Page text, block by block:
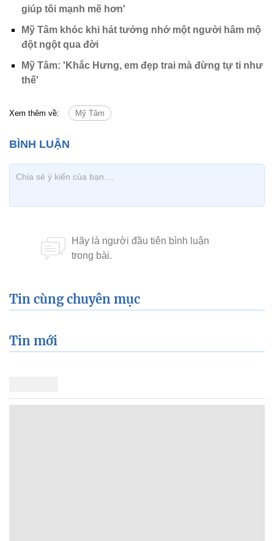
giúp tôi mạnh mẽ hơn'
Mỹ Tâm khóc khi hát tưởng nhớ một người hâm mộ
đột ngột qua đời
Mỹ Tâm: 'Khắc Hưng, em đẹp trai mà đừng tự ti như
thế'
Xem thêm về: Mỹ Tâm
Tin cùng chuyên mục
Tin mới